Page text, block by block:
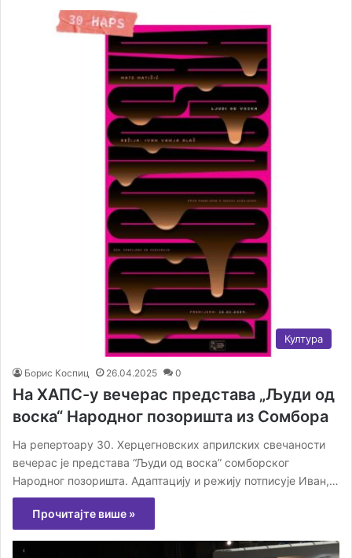
Култура
Борис Коспиц 26.04.2025 0
На ХАПС-у вечерас представа „Људи од
воска“ Народног позоришта из Сомбора
На репертоару 30. Херцегновских априлских свечаности
вечерас је представа “Људи од воска” сомборског
Народног позоришта. Адаптацију и режију потписује Иван,…
Прочитајте више »